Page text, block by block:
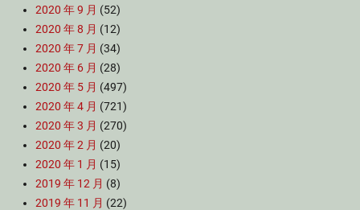
2020 年 9 月 (52)
2020 年 8 月 (12)
2020 年 7 月 (34)
2020 年 6 月 (28)
2020 年 5 月 (497)
2020 年 4 月 (721)
2020 年 3 月 (270)
2020 年 2 月 (20)
2020 年 1 月 (15)
2019 年 12 月 (8)
2019 年 11 月 (22)